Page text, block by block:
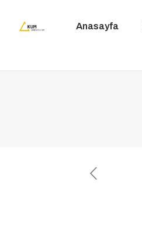
Anasayfa